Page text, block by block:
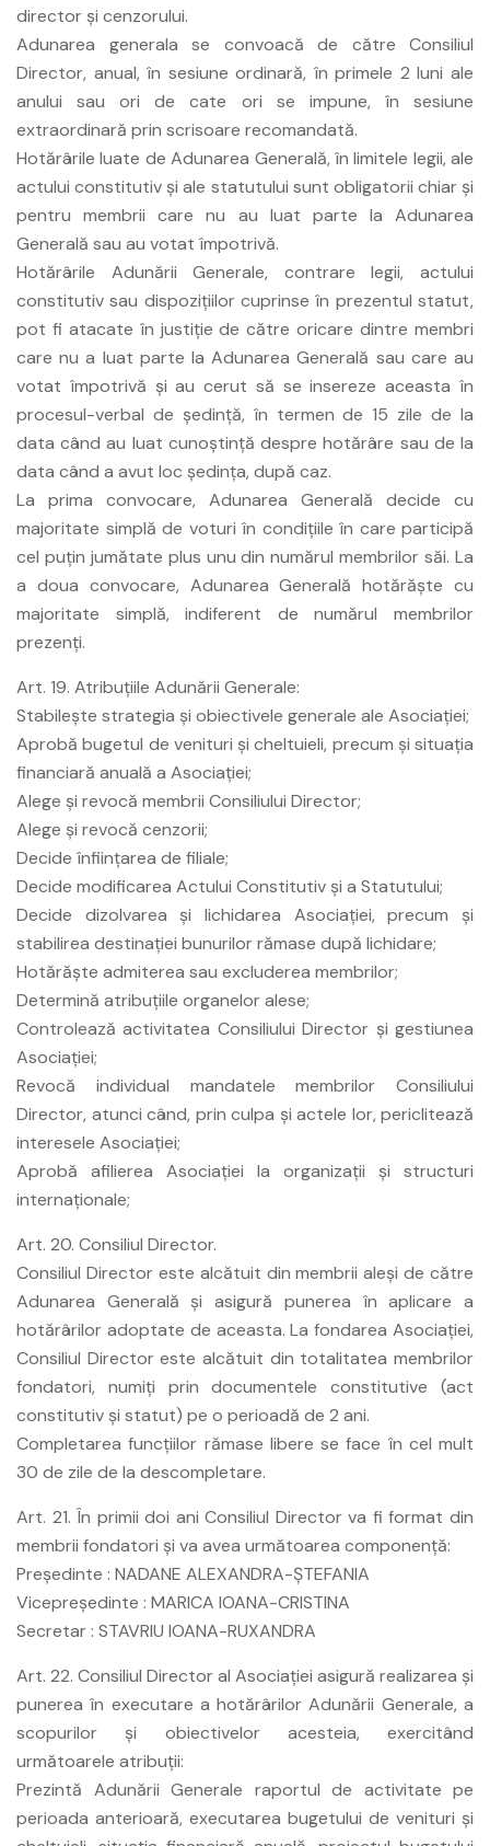
director şi cenzorului.
Adunarea generala se convoacă de către Consiliul
Director, anual, în sesiune ordinară, în primele 2 luni ale
anului sau ori de cate ori se impune, în sesiune
extraordinară prin scrisoare recomandată.
Hotărârile luate de Adunarea Generală, în limitele legii, ale
actului constitutiv şi ale statutului sunt obligatorii chiar şi
pentru membrii care nu au luat parte la Adunarea
Generală sau au votat împotrivă.
Hotărârile Adunării Generale, contrare legii, actului
constitutiv sau dispoziţiilor cuprinse în prezentul statut,
pot fi atacate în justiţie de către oricare dintre membri
care nu a luat parte la Adunarea Generală sau care au
votat împotrivă şi au cerut să se insereze aceasta în
procesul-verbal de şedinţă, în termen de 15 zile de la
data când au luat cunoştinţă despre hotărâre sau de la
data când a avut loc şedinţa, după caz.
La prima convocare, Adunarea Generală decide cu
majoritate simplă de voturi în condiţiile în care participă
cel puţin jumătate plus unu din numărul membrilor săi. La
a doua convocare, Adunarea Generală hotărăşte cu
majoritate simplă, indiferent de numărul membrilor
prezenţi.
Art. 19. Atribuţiile Adunării Generale:
Stabileşte strategia şi obiectivele generale ale Asociaţiei;
Aprobă bugetul de venituri şi cheltuieli, precum şi situaţia
financiară anuală a Asociaţiei;
Alege şi revocă membrii Consiliului Director;
Alege şi revocă cenzorii;
Decide înfiinţarea de filiale;
Decide modificarea Actului Constitutiv şi a Statutului;
Decide dizolvarea şi lichidarea Asociaţiei, precum şi
stabilirea destinaţiei bunurilor rămase după lichidare;
Hotărăşte admiterea sau excluderea membrilor;
Determină atribuţiile organelor alese;
Controlează activitatea Consiliului Director şi gestiunea
Asociaţiei;
Revocă individual mandatele membrilor Consiliului
Director, atunci când, prin culpa şi actele lor, periclitează
interesele Asociaţiei;
Aprobă afilierea Asociaţiei la organizaţii şi structuri
internaţionale;
Art. 20. Consiliul Director.
Consiliul Director este alcătuit din membrii aleşi de către
Adunarea Generală şi asigură punerea în aplicare a
hotărârilor adoptate de aceasta. La fondarea Asociaţiei,
Consiliul Director este alcătuit din totalitatea membrilor
fondatori, numiţi prin documentele constitutive (act
constitutiv şi statut) pe o perioadă de 2 ani.
Completarea funcţiilor rămase libere se face în cel mult
30 de zile de la descompletare.
Art. 21. În primii doi ani Consiliul Director va fi format din
membrii fondatori şi va avea următoarea componenţă:
Preşedinte : NADANE ALEXANDRA-ŞTEFANIA
Vicepreşedinte : MARICA IOANA-CRISTINA
Secretar : STAVRIU IOANA-RUXANDRA
Art. 22. Consiliul Director al Asociaţiei asigură realizarea şi
punerea în executare a hotărârilor Adunării Generale, a
scopurilor şi obiectivelor acesteia, exercitând
următoarele atribuţii:
Prezintă Adunării Generale raportul de activitate pe
perioada anterioară, executarea bugetului de venituri şi